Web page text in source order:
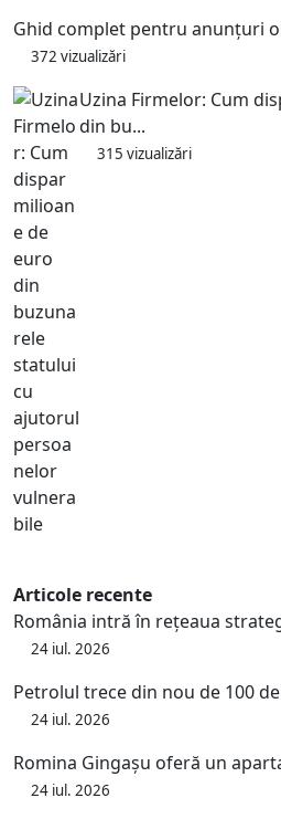
Ghid complet pentru anunțuri
372 vizualizări
Uzina Firmelor: Cum
din bu...
315 vizualizări
Articole recente
România intră în rețeaua
24 iul. 2026
Petrolul trece din nou de 100
24 iul. 2026
Romina Gingașu oferă un
24 iul. 2026